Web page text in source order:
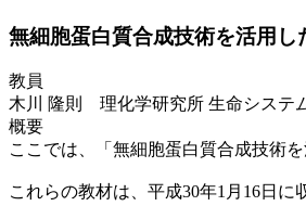
無細胞蛋白質合成技術を活用し
教員
木川 隆則 理化学研究所 生命システ
概要
ここでは、「無細胞蛋白質合成技術
これらの教材は、平成30年1月16日に